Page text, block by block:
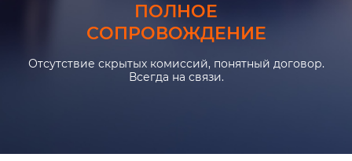
ПОЛНОЕ
СОПРОВОЖДЕНИЕ
Отсутствие скрытых комиссий, понятный договор.
Всегда на связи.